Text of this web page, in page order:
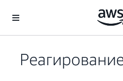
Перейти к главному контенту